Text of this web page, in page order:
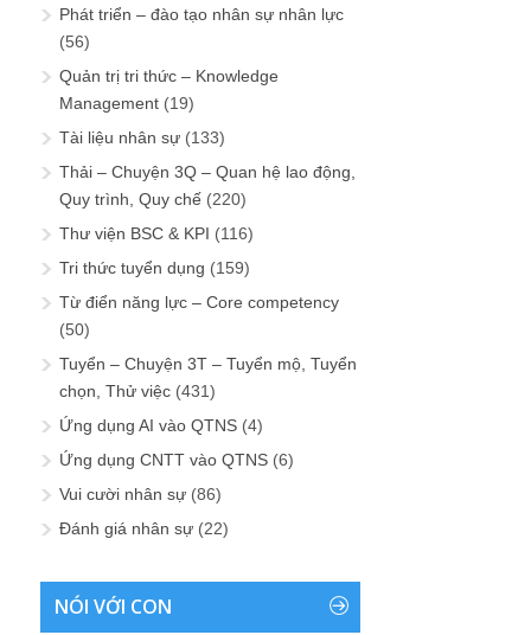
Phát triển – đào tạo nhân sự nhân lực
(56)
Quản trị tri thức – Knowledge
Management (19)
Tài liệu nhân sự (133)
Thải – Chuyện 3Q – Quan hệ lao động,
Quy trình, Quy chế (220)
Thư viện BSC & KPI (116)
Tri thức tuyển dụng (159)
Từ điển năng lực – Core competency
(50)
Tuyển – Chuyện 3T – Tuyển mộ, Tuyển
chọn, Thử việc (431)
Ứng dụng AI vào QTNS (4)
Ứng dụng CNTT vào QTNS (6)
Vui cười nhân sự (86)
Đánh giá nhân sự (22)
NÓI VỚI CON